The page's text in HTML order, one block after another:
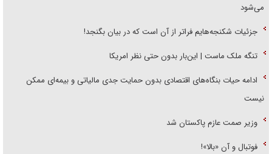
می‌شود
جزئیات شکنجه‌هایم فراتر از آن است که در بیان بگنجد!
تنگه ملک ماست | این‌بار بدون حتی نظر امریکا
ادامه حیات بنگاه‌های اقتصادی بدون حمایت جدی مالیاتی و بیمه‌ای ممکن
نیست
وزیر صمت عازم پاکستان شد
فوتبال و آن «بالا»!